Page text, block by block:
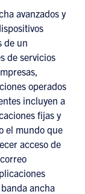
avanzados y
de un
de servicios
operados
incluyen a
fijas y
el mundo que
acceso de
ancha